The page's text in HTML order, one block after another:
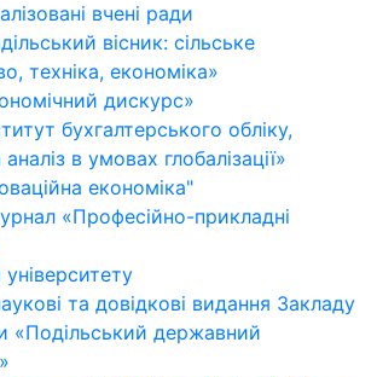
вчені ради
вісник: сільське
техніка, економіка»
дискурс»
бухгалтерського обліку,
в умовах глобалізації»
економіка"
«Професійно-прикладні
та довідкові видання Закладу
«Подільський державний